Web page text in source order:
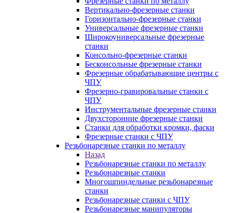
Вертикально-фрезерные станки
Горизонтально-фрезерные станки
Универсальные фрезерные станки
Широкоуниверсальные фрезерные
станки
Консольно-фрезерные станки
Бесконсольные фрезерные станки
Фрезерные обрабатывающие центры с
ЧПУ
Фрезерно-гравировальные станки с
ЧПУ
Инструментальные фрезерные станки
Двухсторонние фрезерные станки
Станки для обработки кромки, фаски
Фрезерные станки с ЧПУ
Резьбонарезные станки по металлу
Назад
Резьбонарезные станки по металлу
Резьбонарезные станки
Многошпиндельные резьбонарезные
станки
Резьбонарезные станки с ЧПУ
Резьбонарезные манипуляторы